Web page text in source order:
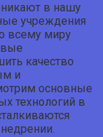
в нашу
учреждения
всему миру
качество
и
основные
технологий в